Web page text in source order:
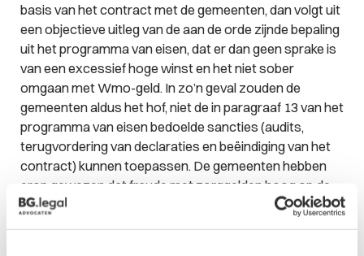
basis van het contract met de gemeenten, dan volgt uit
een objectieve uitleg van de aan de orde zijnde bepaling
uit het programma van eisen, dat er dan geen sprake is
van een excessief hoge winst en het niet sober
omgaan met Wmo-geld. In zo’n geval zouden de
gemeenten aldus het hof, niet de in paragraaf 13 van het
programma van eisen bedoelde sancties (audits,
terugvordering van declaraties en beëindiging van het
contract) kunnen toepassen. De gemeenten hebben
erop gewezen dat fraude met zorggelden hoog op de
politieke agenda staat, dat er grote zorgen bestaan